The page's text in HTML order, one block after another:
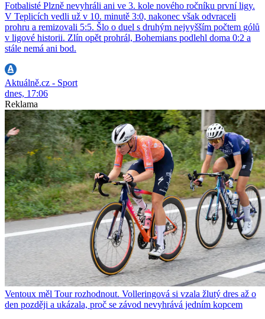
Fotbalisté Plzně nevyhráli ani ve 3. kole nového ročníku první ligy.
V Teplicích vedli už v 10. minutě 3:0, nakonec však odvraceli
prohru a remizovali 5:5. Šlo o duel s druhým nejvyšším počtem gólů
v ligové historii. Zlín opět prohrál, Bohemians podlehl doma 0:2 a
stále nemá ani bod.
Aktuálně.cz - Sport
dnes, 17:06
Reklama
Ventoux měl Tour rozhodnout. Volleringová si vzala žlutý dres až o
den později a ukázala, proč se závod nevyhrává jedním kopcem